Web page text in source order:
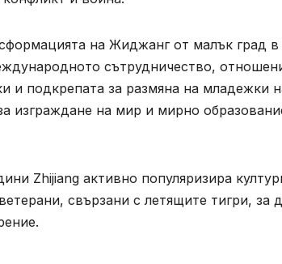
на Жиджанг от малък град
сътрудничество,
и подкрепата за размяна на младежки
изграждане на мир и мирно
Zhijiang активно популяризира
свързани с летящите тигри, за